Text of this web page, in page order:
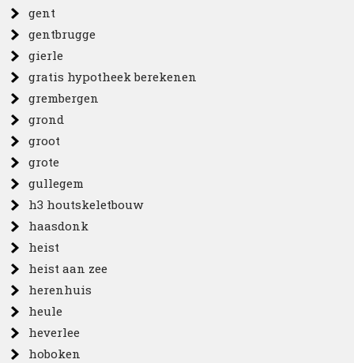
gent
gentbrugge
gierle
gratis hypotheek berekenen
grembergen
grond
groot
grote
gullegem
h3 houtskeletbouw
haasdonk
heist
heist aan zee
herenhuis
heule
heverlee
hoboken